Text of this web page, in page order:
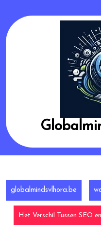
content
globalmindsvlhora.be
Het Verschil Tussen SEO